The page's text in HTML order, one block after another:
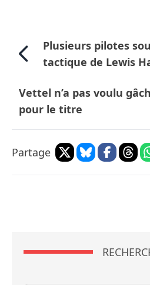
Plusieurs pilotes
tactique de Lewis
Vettel n’a pas voulu
pour le titre
Partage